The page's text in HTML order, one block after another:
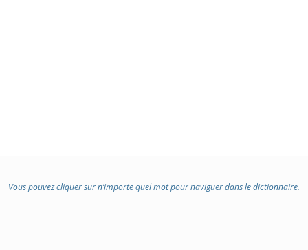
Vous pouvez cliquer sur n’importe quel mot pour naviguer dans le dictionnaire.